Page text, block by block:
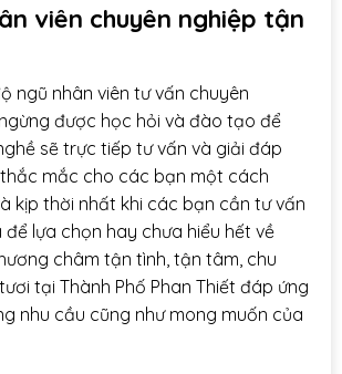
viên chuyên nghiệp tận
ngũ nhân viên tư vấn chuyên
được học hỏi và đào tạo để
sẽ trực tiếp tư vấn và giải đáp
mắc cho các bạn một cách
kịp thời nhất khi các bạn cần tư vấn
lựa chọn hay chưa hiểu hết về
châm tận tình, tận tâm, chu
tại Thành Phố Phan Thiết đáp ứng
nhu cầu cũng như mong muốn của